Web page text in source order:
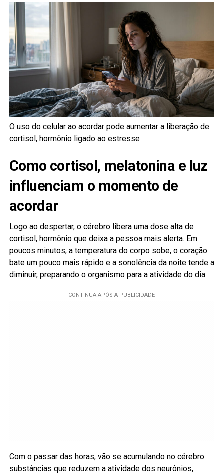
O uso do celular ao acordar pode aumentar a liberação de
cortisol, hormônio ligado ao estresse
Como cortisol, melatonina e luz
influenciam o momento de
acordar
Logo ao despertar, o cérebro libera uma dose alta de
cortisol, hormônio que deixa a pessoa mais alerta. Em
poucos minutos, a temperatura do corpo sobe, o coração
bate um pouco mais rápido e a sonolência da noite tende a
diminuir, preparando o organismo para a atividade do dia.
Com o passar das horas, vão se acumulando no cérebro
substâncias que reduzem a atividade dos neurônios,